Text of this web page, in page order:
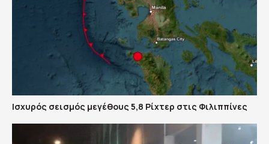
Ισχυρός σεισμός μεγέθους 5,8 Ρίχτερ στις Φιλιππίνες